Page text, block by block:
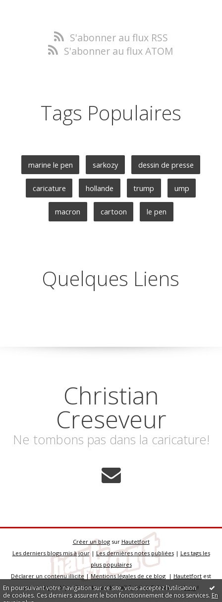
En poursuivant votre navigation sur ce site, vous acceptez l'utilisation
de cookies. Ces derniers assurent le bon fonctionnement de nos services. En
S'abonner au flux RSS
S'abonner au flux ATOM
Tags Populaires
marine le pen sarkozy dessin de presse
caricature hollande trump ump
macron cartoon le pen
Quelques Liens
Christian
Creseveur
Ne tombons pas dans la caricature!
Créer un blogsur Hautetfort
Les derniers blogs mis à jour| Les dernières notes publiées| Les tags les
plus populaires
Déclarer un contenu illicite |Mentions légales de ce blog | Hautetfort est
une marque déposée de la société talkSpirit | Créez votreblog !